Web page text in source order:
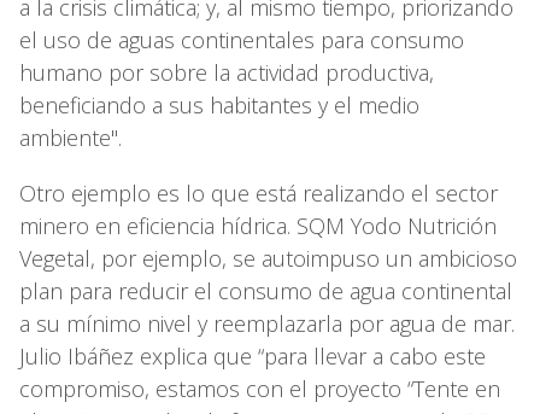
a la crisis climática; y, al mismo tiempo, priorizando
el uso de aguas continentales para consumo
humano por sobre la actividad productiva,
beneficiando a sus habitantes y el medio
ambiente".
Otro ejemplo es lo que está realizando el sector
minero en eficiencia hídrica. SQM Yodo Nutrición
Vegetal, por ejemplo, se autoimpuso un ambicioso
plan para reducir el consumo de agua continental
a su mínimo nivel y reemplazarla por agua de mar.
Julio Ibáñez explica que “para llevar a cabo este
compromiso, estamos con el proyecto “Tente en